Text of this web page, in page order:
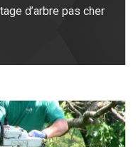
d’arbre pas cher